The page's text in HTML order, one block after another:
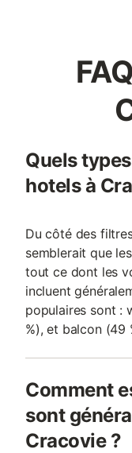
Quels
hotels à
Du côté des
semblerait que
tout ce dont les
incluent
populaires sont :
%), et balcon (49
Comment
sont
Cracovie ?